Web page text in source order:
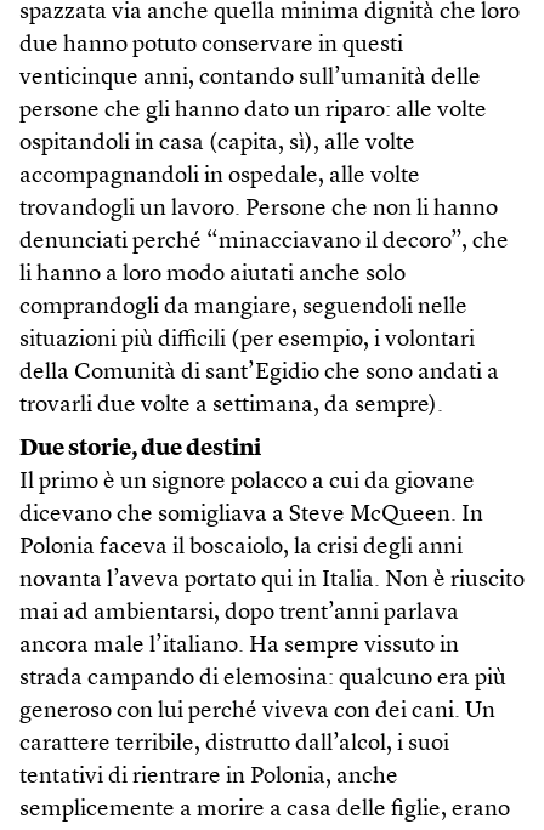
spazzata via anche quella minima dignità che loro
due hanno potuto conservare in questi
venticinque anni, contando sull’umanità delle
persone che gli hanno dato un riparo: alle volte
ospitandoli in casa (capita, sì), alle volte
accompagnandoli in ospedale, alle volte
trovandogli un lavoro. Persone che non li hanno
denunciati perché “minacciavano il decoro”, che
li hanno a loro modo aiutati anche solo
comprandogli da mangiare, seguendoli nelle
situazioni più difficili (per esempio, i volontari
della Comunità di sant’Egidio che sono andati a
trovarli due volte a settimana, da sempre).
Due storie, due destini
Il primo è un signore polacco a cui da giovane
dicevano che somigliava a Steve McQueen. In
Polonia faceva il boscaiolo, la crisi degli anni
novanta l’aveva portato qui in Italia. Non è riuscito
mai ad ambientarsi, dopo trent’anni parlava
ancora male l’italiano. Ha sempre vissuto in
strada campando di elemosina: qualcuno era più
generoso con lui perché viveva con dei cani. Un
carattere terribile, distrutto dall’alcol, i suoi
tentativi di rientrare in Polonia, anche
semplicemente a morire a casa delle figlie, erano